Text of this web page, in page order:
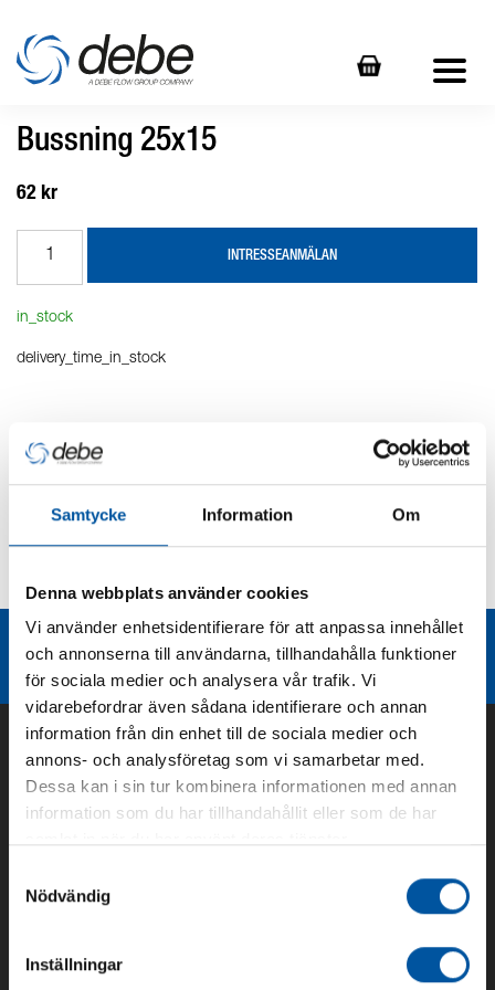
Samtycke Information Om
Denna webbplats använder cookies
Vi använder enhetsidentifierare för att anpassa innehållet
och annonserna till användarna, tillhandahålla funktioner
för sociala medier och analysera vår trafik. Vi
vidarebefordrar även sådana identifierare och annan
information från din enhet till de sociala medier och
annons- och analysföretag som vi samarbetar med.
Dessa kan i sin tur kombinera informationen med annan
information som du har tillhandahållit eller som de har
Nödvändig
Inställningar
Bussning 25x15
62 kr
INTRESSEANMÄLAN
in_stock
delivery_time_in_stock
Produktbeskrivning
Kurvor
Teknisk dokumentation
Liknande produktgrupper
Om oss